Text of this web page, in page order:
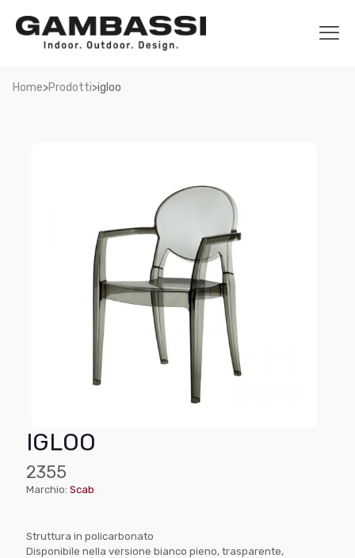
Home>Prodotti>igloo
IGLOO
2355
Marchio: Scab
Struttura in policarbonato
Disponibile nella versione bianco pieno, trasparente,